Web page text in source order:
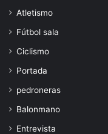
Atletismo
Fútbol sala
Ciclismo
Portada
pedroneras
Balonmano
Entrevista